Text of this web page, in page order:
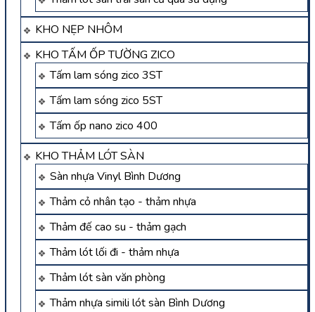
KHO NẸP NHÔM
KHO TẤM ỐP TƯỜNG ZICO
Tấm lam sóng zico 3ST
Tấm lam sóng zico 5ST
Tấm ốp nano zico 400
KHO THẢM LÓT SÀN
Sàn nhựa Vinyl Bình Dương
Thảm cỏ nhân tạo - thảm nhựa
Thảm đế cao su - thảm gạch
Thảm lót lối đi - thảm nhựa
Thảm lót sàn văn phòng
Thảm nhựa simili lót sàn Bình Dương